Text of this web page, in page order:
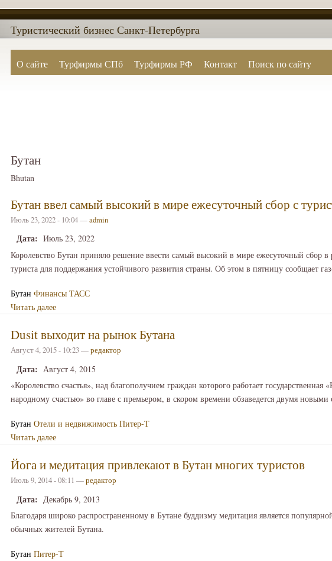
О сайте Турфирмы СПб Турфирмы РФ Контакт Поиск по сайту
Туристический бизнес Санкт-Петербурга
Бутан
Bhutan
Бутан ввел самый высокий в мире ежесуточный сбор с
Июль 23, 2022 - 10:04 —admin
Дата: Июль 23, 2022
Королевство Бутан приняло решение ввести самый высокий в мире ежесуточный сбор в
туриста для поддержания устойчивого развития страны. Об этом в пятницу сообщает
Бутан Финансы ТАСС
Читать далее
Dusit выходит на рынок Бутана
Август 4, 2015 - 10:23 —редактор
Дата: Август 4, 2015
«Королевство счастья», над благополучием граждан которого работает
народному счастью» во главе с премьером, в скором времени обзаведется двумя
Бутан Отели и недвижимость Питер-Т
Читать далее
Йога и медитация привлекают в Бутан многих туристов
Июль 9, 2014 - 08:11 —редактор
Дата: Декабрь 9, 2013
Благодаря широко распространенному в Бутане буддизму медитация является
обычных жителей Бутана.
Бутан Питер-Т